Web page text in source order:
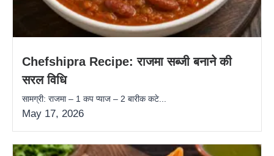
Chefshipra Recipe: राजमा सब्जी बनाने की
सरल विधि
सामग्री: राजमा – 1 कप प्याज – 2 बारीक कटे...
May 17, 2026